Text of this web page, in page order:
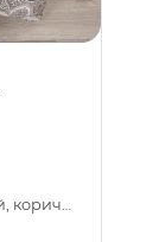
серо-коричневый, серый, коричневый